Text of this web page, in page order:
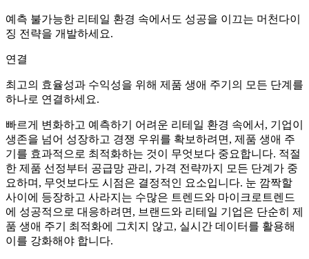
예측 불가능한 리테일 환경 속에서도 성공을 이끄는 머천다이
징 전략을 개발하세요.
연결
최고의 효율성과 수익성을 위해 제품 생애 주기의 모든 단계를
하나로 연결하세요.
빠르게 변화하고 예측하기 어려운 리테일 환경 속에서, 기업이
생존을 넘어 성장하고 경쟁 우위를 확보하려면, 제품 생애 주
기를 효과적으로 최적화하는 것이 무엇보다 중요합니다. 적절
한 제품 선정부터 공급망 관리, 가격 전략까지 모든 단계가 중
요하며, 무엇보다도 시점은 결정적인 요소입니다. 눈 깜짝할
사이에 등장하고 사라지는 수많은 트렌드와 마이크로트렌드
에 성공적으로 대응하려면, 브랜드와 리테일 기업은 단순히 제
품 생애 주기 최적화에 그치지 않고, 실시간 데이터를 활용해
이를 강화해야 합니다.